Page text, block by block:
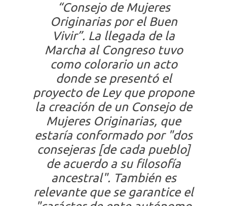
“Consejo de Mujeres
Originarias por el Buen
Vivir”. La llegada de la
Marcha al Congreso tuvo
como colorario un acto
donde se presentó el
proyecto de Ley que propone
la creación de un Consejo de
Mujeres Originarias, que
estaría conformado por "dos
consejeras [de cada pueblo]
de acuerdo a su filosofía
ancestral". También es
relevante que se garantice el